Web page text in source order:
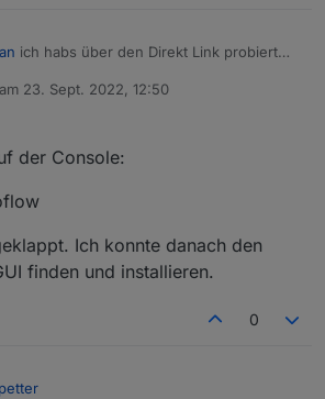
ich habs über den Direkt Link probiert
url https://github.com/Newan/
Newan/
Newan/
ENOTEMPTY: directory not
/opt/iobroker/.npm/_logs/2022-09-
Cannot install Newan/
23. Sept. 2022, 12:50
von
der Console:
Ich konnte danach den
finden und installieren.
0